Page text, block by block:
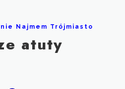
Najmem Trójmiasto
atuty